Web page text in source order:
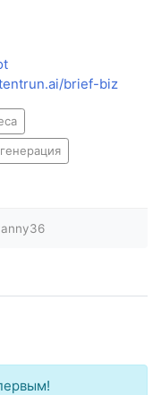
brief-biz